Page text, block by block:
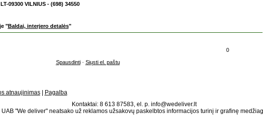
09300 VILNIUS - (698) 34550
"Baldai, interjero detalės"
0
Spausdinti· Siųsti el. paštu
atnaujinimas|
Pagalba
Kontaktai: 8 613 87583, el. p. info@wedeliver.lt
UAB "We deliver" neatsako už reklamos užsakovų paskelbtos informacijos turinį ir grafinę